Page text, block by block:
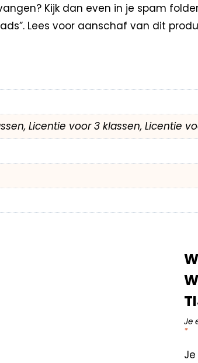
Kijk dan even in je spam
Lees voor aanschaf van dit
Licentie voor 3 klassen, Licentie
Je
*